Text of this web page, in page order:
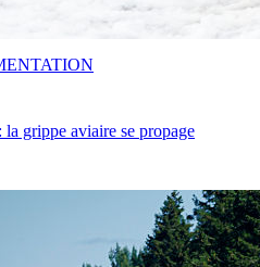
grippe aviaire se propage